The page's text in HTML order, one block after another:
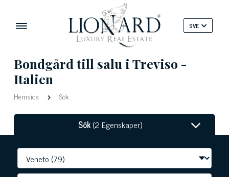
SVE
Bondgård till salu i Treviso -
Italien
Hemsida Sök
Sök(2 Egenskaper)